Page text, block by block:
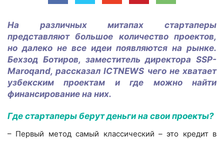
На различных митапах стартаперы
представляют большое количество проектов,
но далеко не все идеи появляются на рынке.
Бехзод Ботиров, заместитель директора SSP-
Maroqand, рассказал ICTNEWS чего не хватает
узбекским проектам и где можно найти
финансирование на них.
Где стартаперы берут деньги на свои проекты?
– Первый метод самый классический – это кредит в